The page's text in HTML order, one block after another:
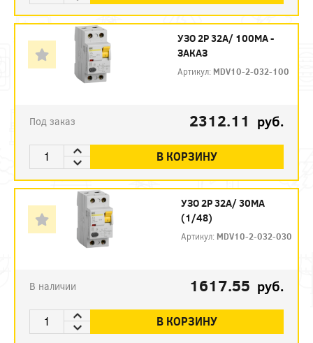
УЗО 2P 32А/ 100МА -
ЗАКАЗ
Артикул: MDV10-2-032-100
Под заказ 2312.11 руб.
В КОРЗИНУ
УЗО 2P 32А/ 30МА
(1/48)
Артикул: MDV10-2-032-030
В наличии 1617.55 руб.
В КОРЗИНУ